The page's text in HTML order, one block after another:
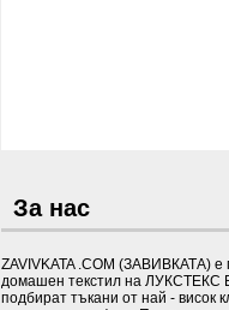
За нас
ZAVIVKATA .COM (ЗАВИВКАТА) е
домашен текстил на ЛУКСТЕКС
подбират тъкани от най - висок